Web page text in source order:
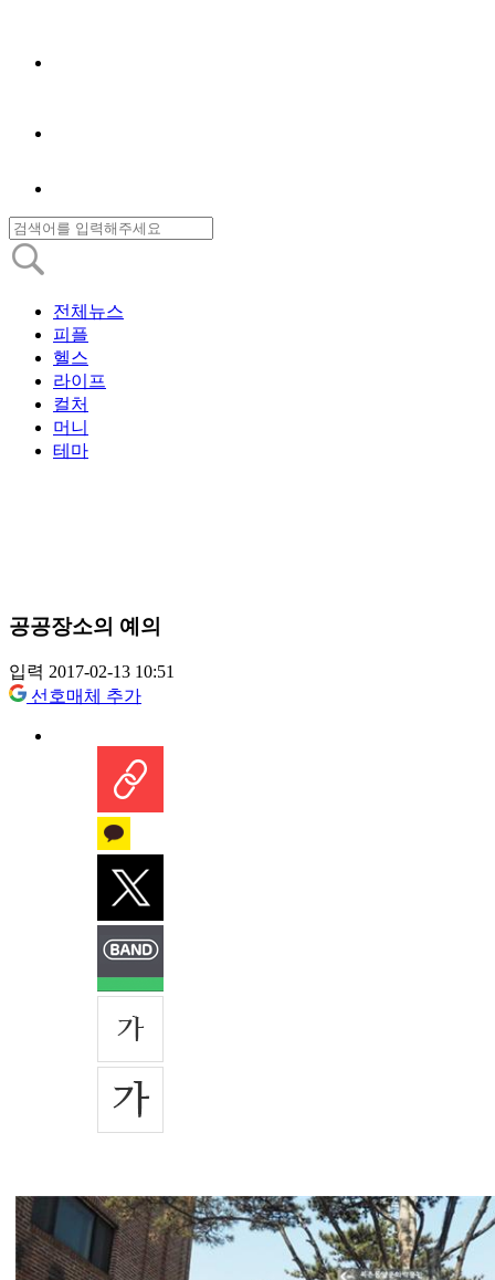
전체뉴스
피플
헬스
라이프
컬처
머니
테마
공공장소의 예의
입력 2017-02-13 10:51
선호매체 추가